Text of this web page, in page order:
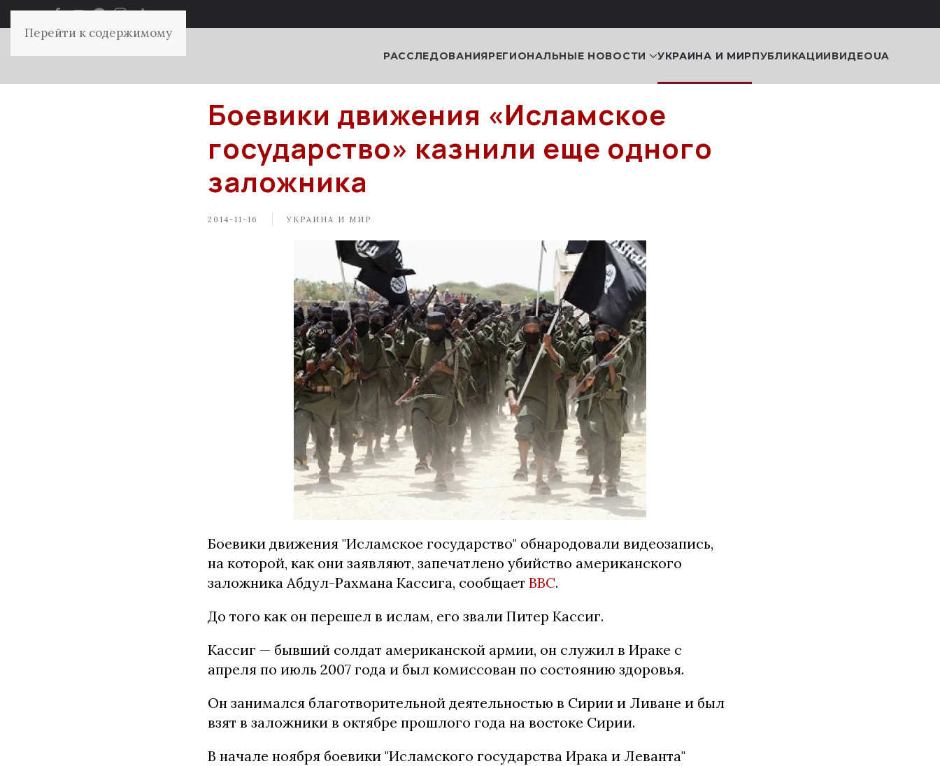
Перейти к содержимому
РАССЛЕДОВАНИЯРЕГИОНАЛЬНЫЕ НОВОСТИ УКРАИНА И МИРПУБЛИКАЦИИВИДЕОUA
Боевики движения «Исламское
государство» казнили еще одного
заложника
2014-11-16 УКРАИНА И МИР
Боевики движения "Исламское государство" обнародовали видеозапись,
на которой, как они заявляют, запечатлено убийство американского
заложника Абдул-Рахмана Кассига, сообщает ВВС.
До того как он перешел в ислам, его звали Питер Кассиг.
Кассиг — бывший солдат американской армии, он служил в Ираке с
апреля по июль 2007 года и был комиссован по состоянию здоровья.
Он занимался благотворительной деятельностью в Сирии и Ливане и был
взят в заложники в октябре прошлого года на востоке Сирии.
В начале ноября боевики "Исламского государства Ирака и Леванта"